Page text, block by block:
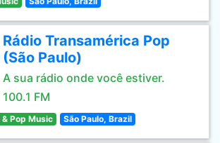
Rádio Transamérica Pop
(São Paulo)
A sua rádio onde você estiver.
100.1 FM
Pop Music São Paulo, Brazil